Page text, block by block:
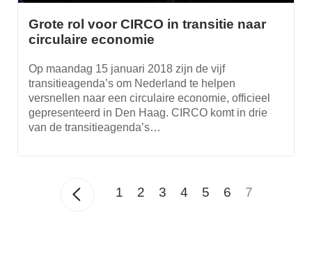
Grote rol voor CIRCO in transitie naar
circulaire economie
Op maandag 15 januari 2018 zijn de vijf
transitieagenda’s om Nederland te helpen
versnellen naar een circulaire economie, officieel
gepresenteerd in Den Haag. CIRCO komt in drie
van de transitieagenda’s…
1 2 3 4 5 6 7